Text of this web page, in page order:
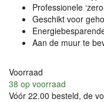
Professionele
Geschikt voor
Aan de muur te
Voorraad
38 op voorraad
Vóór 22.00 besteld, de